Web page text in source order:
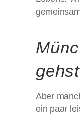
Aber
ein paar